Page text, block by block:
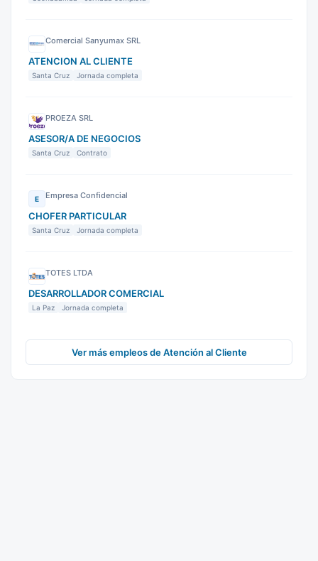
Comercial Sanyumax SRL
ATENCION AL CLIENTE
Santa Cruz Jornada completa
PROEZA SRL
ASESOR/A DE NEGOCIOS
Santa Cruz Contrato
E Empresa Confidencial
CHOFER PARTICULAR
Santa Cruz Jornada completa
TOTES LTDA
DESARROLLADOR COMERCIAL
La Paz Jornada completa
Ver más empleos de Atención al Cliente